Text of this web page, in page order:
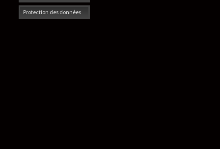
Protection des données